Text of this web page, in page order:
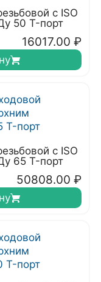
с ISO
50 T-порт
16017.00 ₽
с ISO
65 T-порт
50808.00 ₽